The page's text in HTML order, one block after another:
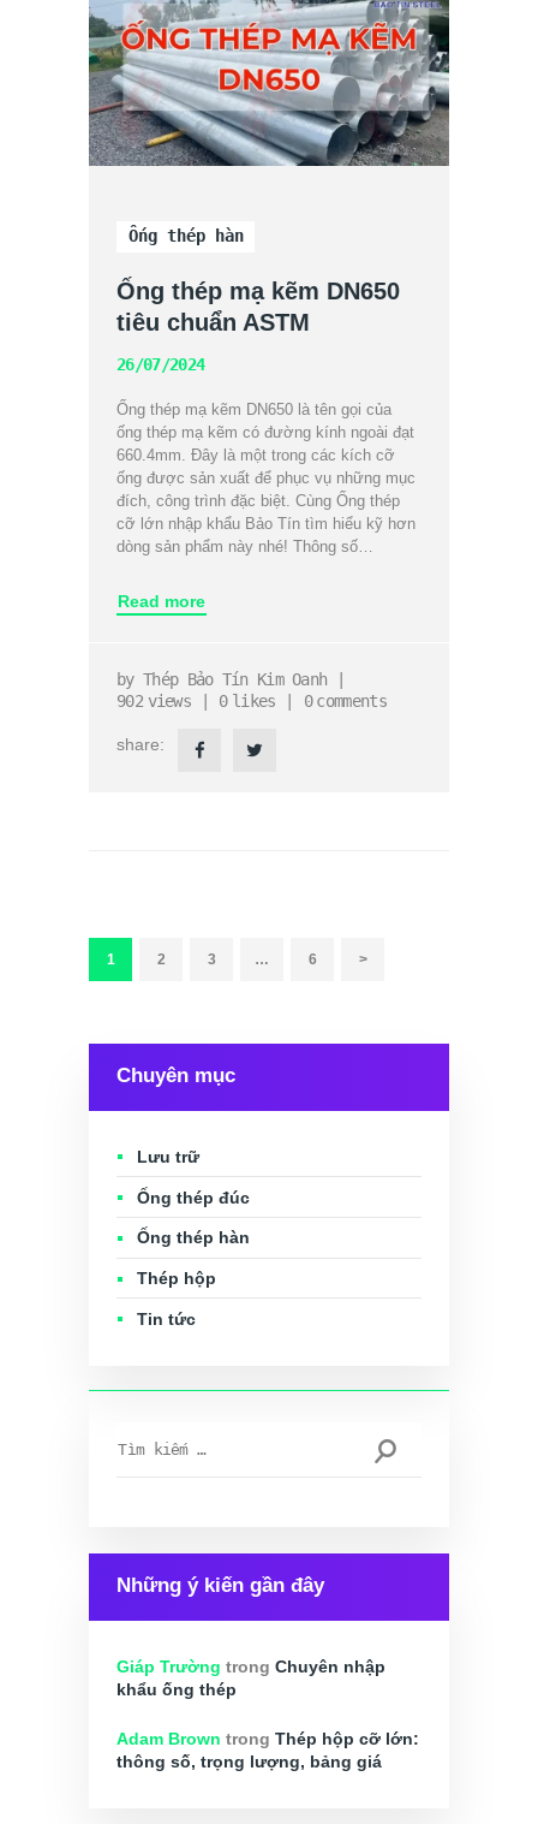
Ống thép hàn
Ống thép mạ kẽm DN650
tiêu chuẩn ASTM
26/07/2024
Ống thép mạ kẽm DN650 là tên gọi của
ống thép mạ kẽm có đường kính ngoài đạt
660.4mm. Đây là một trong các kích cỡ
ống được sản xuất để phục vụ những mục
đích, công trình đặc biệt. Cùng Ống thép
cỡ lớn nhập khẩu Bảo Tín tìm hiểu kỹ hơn
dòng sản phẩm này nhé! Thông số…
Read more
byThép Bảo Tín Kim Oanh
902 views 0 likes 0 comments
share:
bài
viết
TRANG
1 TRANG
2 TRANG
3 … TRANG
6 >
Chuyên mục
Lưu trữ
Ống thép đúc
Ống thép hàn
Thép hộp
Tin tức
kiếm
Những ý kiến gần đây
Giáp Trường trongChuyên nhập
khẩu ống thép
Adam Brown trongThép hộp cỡ lớn:
thông số, trọng lượng, bảng giá